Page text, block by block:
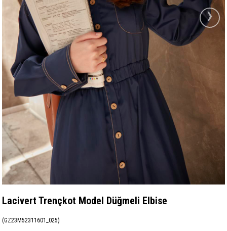
›
Lacivert Trençkot Model Düğmeli Elbise
(GZ23M52311601_025)